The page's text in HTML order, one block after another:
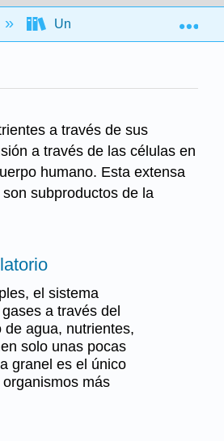
Unidad VII: Estructura y
a través de sus
a través de las células en
humano. Esta extensa
subproductos de la
el sistema
a través del
agua, nutrientes,
solo unas pocas
granel es el único
más